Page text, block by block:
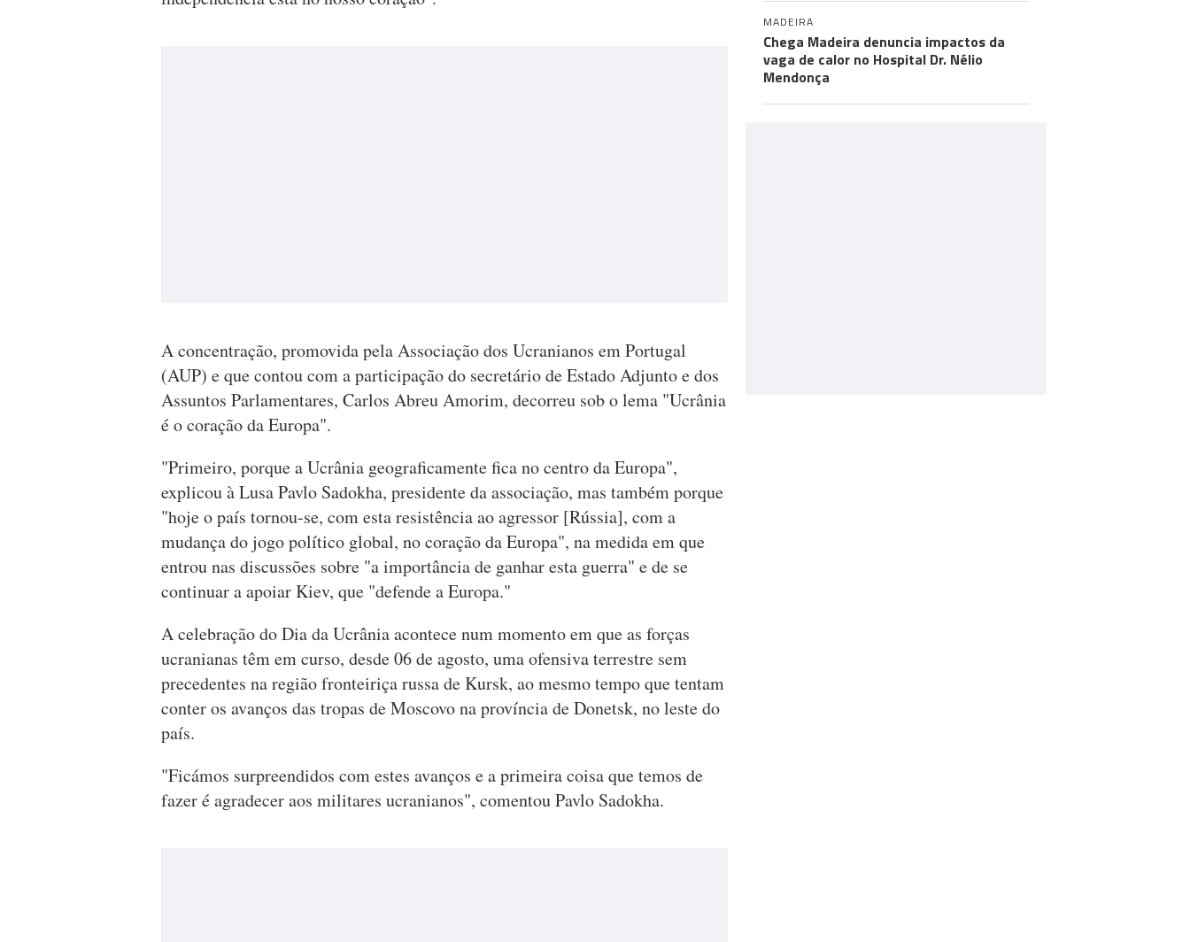
A concentração, promovida pela Associação dos Ucranianos em Portugal
(AUP) e que contou com a participação do secretário de Estado Adjunto e dos
Assuntos Parlamentares, Carlos Abreu Amorim, decorreu sob o lema "Ucrânia
é o coração da Europa".
"Primeiro, porque a Ucrânia geograficamente fica no centro da Europa",
explicou à Lusa Pavlo Sadokha, presidente da associação, mas também porque
"hoje o país tornou-se, com esta resistência ao agressor [Rússia], com a
mudança do jogo político global, no coração da Europa", na medida em que
entrou nas discussões sobre "a importância de ganhar esta guerra" e de se
continuar a apoiar Kiev, que "defende a Europa."
A celebração do Dia da Ucrânia acontece num momento em que as forças
ucranianas têm em curso, desde 06 de agosto, uma ofensiva terrestre sem
precedentes na região fronteiriça russa de Kursk, ao mesmo tempo que tentam
conter os avanços das tropas de Moscovo na província de Donetsk, no leste do
país.
"Ficámos surpreendidos com estes avanços e a primeira coisa que temos de
fazer é agradecer aos militares ucranianos", comentou Pavlo Sadokha.
MADEIRA
Chega Madeira denuncia impactos da
vaga de calor no Hospital Dr. Nélio
Mendonça